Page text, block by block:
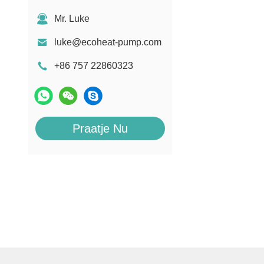
Mr. Luke
luke@ecoheat-pump.com
+86 757 22860323
Praatje Nu